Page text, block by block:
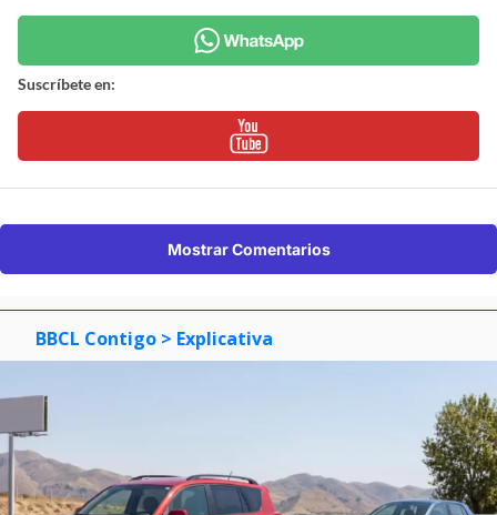
Suscríbete en:
Mostrar Comentarios
BBCL Contigo > Explicativa